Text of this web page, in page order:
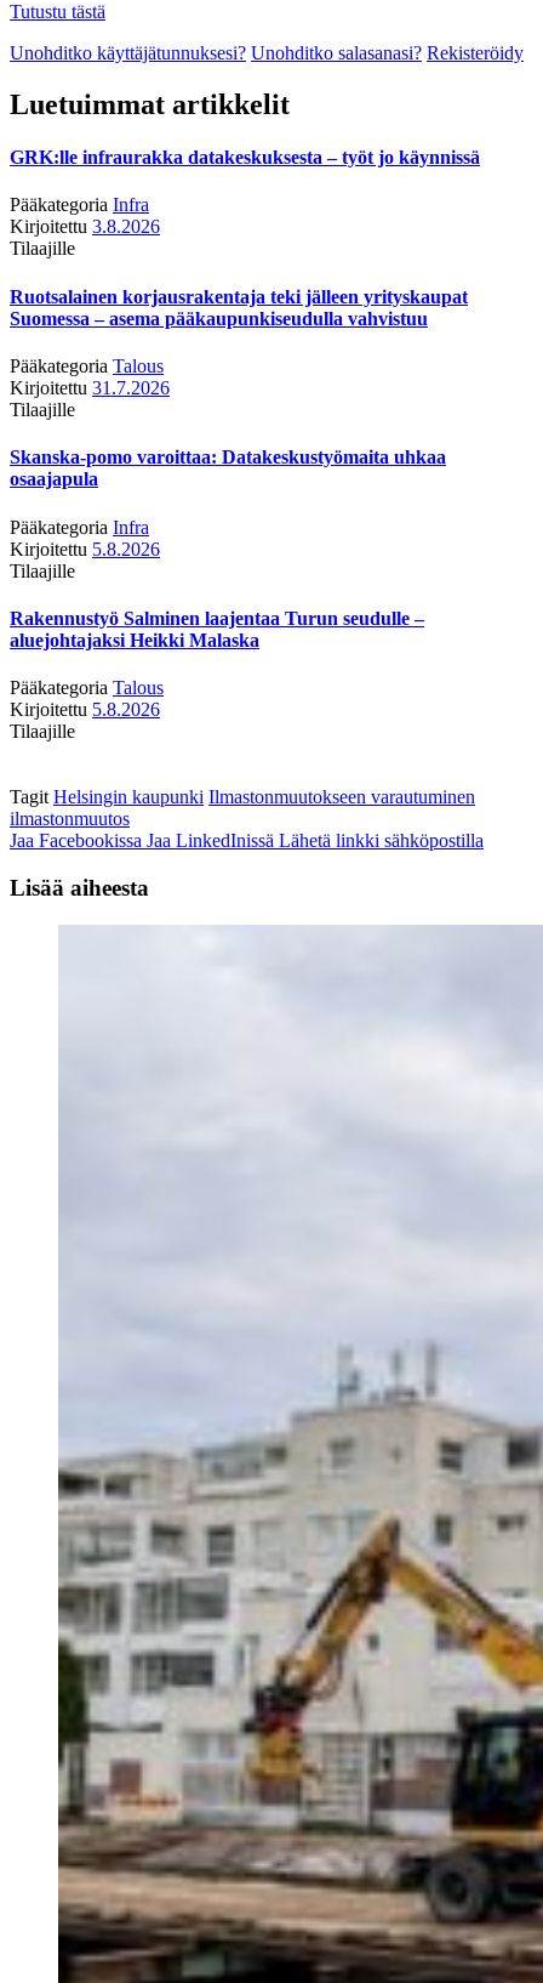
Tutustu tästä
Unohditko käyttäjätunnuksesi? Unohditko salasanasi? Rekisteröidy
Luetuimmat artikkelit
GRK:lle infraurakka datakeskuksesta – työt jo käynnissä
Pääkategoria Infra
Kirjoitettu 3.8.2026
Tilaajille
Ruotsalainen korjausrakentaja teki jälleen yrityskaupat
Suomessa – asema pääkaupunkiseudulla vahvistuu
Pääkategoria Talous
Kirjoitettu 31.7.2026
Tilaajille
Skanska-pomo varoittaa: Datakeskustyömaita uhkaa
osaajapula
Pääkategoria Infra
Kirjoitettu 5.8.2026
Tilaajille
Rakennustyö Salminen laajentaa Turun seudulle –
aluejohtajaksi Heikki Malaska
Pääkategoria Talous
Kirjoitettu 5.8.2026
Tilaajille
Tagit Helsingin kaupunki Ilmastonmuutokseen varautuminen
ilmastonmuutos
Jaa Facebookissa Jaa LinkedInissä Lähetä linkki sähköpostilla
Lisää aiheesta